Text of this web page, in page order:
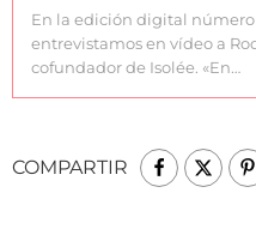
En la edición digital número
entrevistamos en vídeo a
cofundador de Isolée. «En…
COMPARTIR